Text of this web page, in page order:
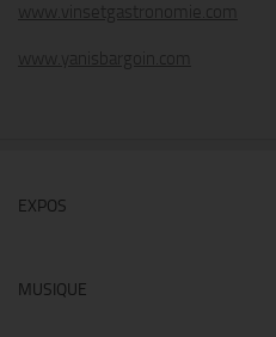
www.vinsetgastronomie.com
www.yanisbargoin.com
EXPOS
MUSIQUE